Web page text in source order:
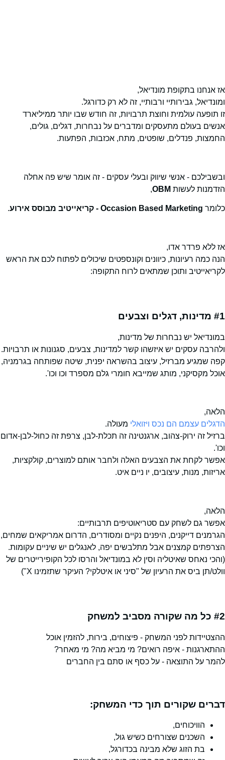
אז אנחנו בתקופת מונדיאל,
ומונדיאל, גבירותיי ורבותיי, זה לא רק כדורגל.
זו תופעה עולמית וחוצת תרבויות, זה חודש שבו יותר ממיליארד
אנשים בעולם מתעסקים ומדברים על נבחרות, דגלים, גולים,
החמצות, פנדלים, שופטים, מתח, אכזבות, הפתעות.
ובשבילכם - אנשי שיווק ובעלי עסקים - זה אומר שיש פה אחלה
הזדמנות לעשות OBM
,
כלומר Occasion Based Marketing - קריאייטיב מבוסס אירוע .
אז ללא פרדר אדו,
הנה כמה רעיונות, כיוונים וקונספטים שיכולים לפתוח לכם את הראש
לקריאייטיב ותוכן שמתאים לרוח התקופה:
#1 מדינות, דגלים וצבעים
במונדיאל יש נבחרות של מדינות,
ולהרבה עסקים יש איזשהו קשר למדינות, צבעים, סגנונות או תרבויות.
קפה שמגיע מברזיל, עיצוב בהשראה יפנית, שיטה שפותחה בגרמניה,
אוכל מקסיקני, מותג שמייבא חומרי גלם מספרד וכו וכו'.
הלאה,
הדגלים עצמם הם נכס ויזואלי מעולה.
ברזיל זה ירוק-צהוב, ארגנטינה זה תכלת-לבן, צרפת זה כחול-לבן-אדום
וכו'.
אפשר לקחת את הצבעים האלה ולחבר אותם למוצרים, קולקציות,
אריזות, מנות, עיצובים, יו ניים איט.
הלאה,
אפשר גם לשחק עם סטריאוטיפים תרבותיים:
הגרמנים דייקנים, היפנים נקיים ומסודרים, הדרום אמריקאים שמחים,
הצרפתים קמצנים אבל מתלבשים יפה, לאנגלים יש שיניים עקומות.
(והכי נאחס שאיטליה וסין לא במונדיאל והרסו לכל הקופירייטרים של
וולט/תן ביס את הרעיון של "סיני או איטלקי? העיקר שתזמינו X")
#2 כל מה שקורה מסביב למשחק
ההצטיידות לפני המשחק - פיצוחים, בירות, להזמין אוכל
ההתארגנות - איפה רואים? מי מביא מה? מי מאחר?
להמר על התוצאה - על כסף או סתם בין החברים
דברים שקורים תוך כדי המשחק:
הוויכוחים,
השכנים שצורחים כשיש גול,
בת הזוג שלא מבינה בכדורגל,